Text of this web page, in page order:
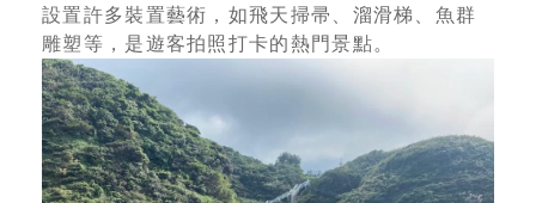
設置許多裝置藝術，如飛天掃帚、溜滑梯、魚群
雕塑等，是遊客拍照打卡的熱門景點。